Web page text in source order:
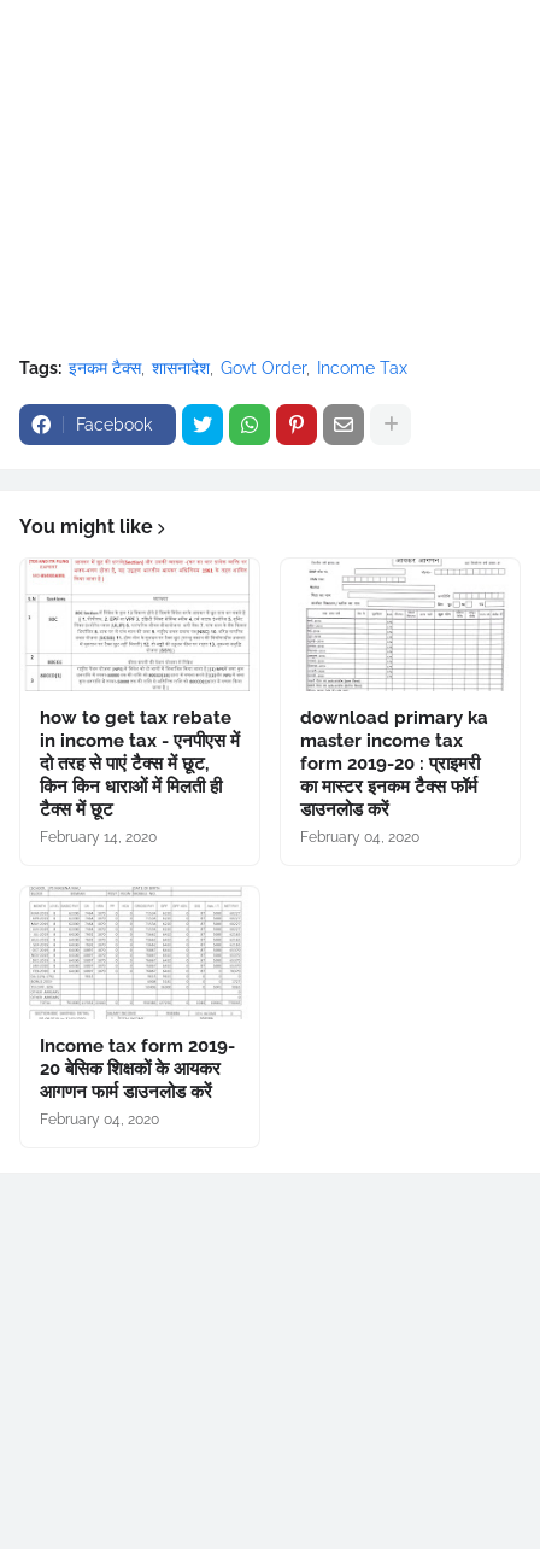
Tags: इनकम टैक्स शासनादेश Govt Order Income Tax
Facebook
You might like
how to get tax rebate
in income tax - एनपीएस में
दो तरह से पाएं टैक्स में छूट,
किन किन धाराओं में मिलती ही
टैक्स में छूट
February 14, 2020
download primary ka
master income tax
form 2019-20 : प्राइमरी
का मास्टर इनकम टैक्स फॉर्म
डाउनलोड करें
February 04, 2020
Income tax form 2019-
20 बेसिक शिक्षकों के आयकर
आगणन फार्म डाउनलोड करें
February 04, 2020